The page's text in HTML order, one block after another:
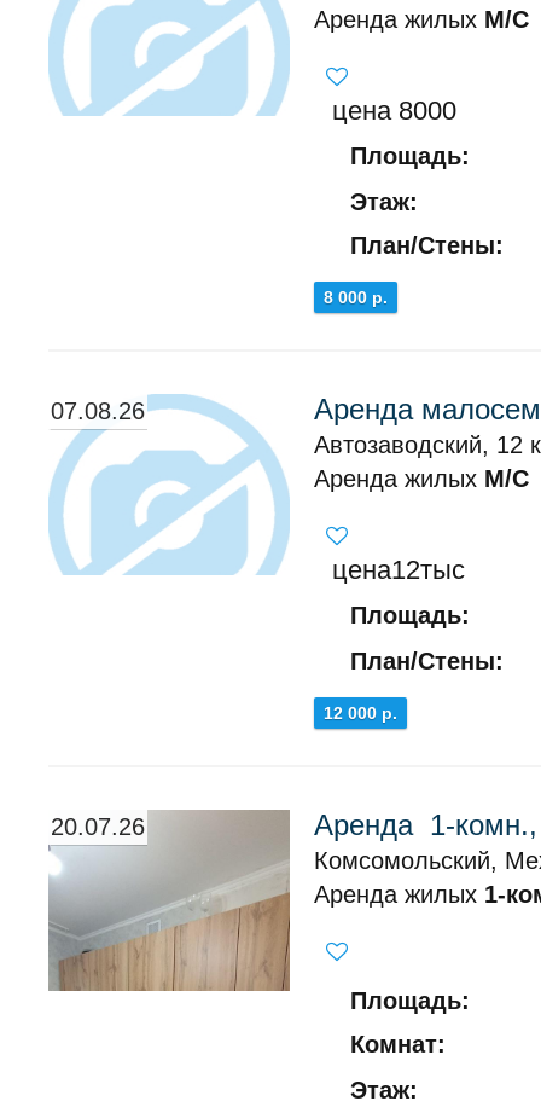
Аренда жилых М/С
цена 8000
Площадь:
Этаж:
План/Стены:
8 000 р.
07.08.26 Аренда
Автозаводский, 12
Аренда жилых М/С
цена12тыс
Площадь:
План/Стены:
12 000 р.
20.07.26 Аренда 1-
Комсомольский,
Аренда жилых 1-
Площадь:
Комнат:
Этаж: